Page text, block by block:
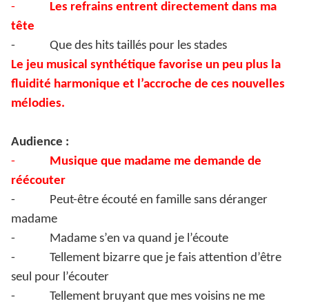
-
Les refrains entrent directement dans ma
tête
-
Que des hits taillés pour les stades
Le jeu musical synthétique favorise un peu plus la
fluidité harmonique et l’accroche de ces nouvelles
mélodies.
Audience :
-
Musique que madame me demande de
réécouter
-
Peut-être écouté en famille sans déranger
madame
-
Madame s’en va quand je l’écoute
-
Tellement bizarre que je fais attention d’être
seul pour l’écouter
-
Tellement bruyant que mes voisins ne me